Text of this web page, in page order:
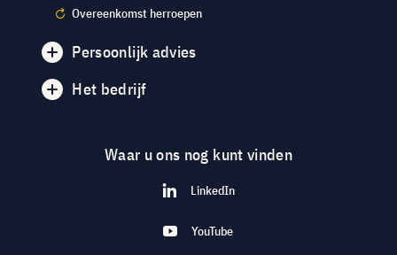
Overeenkomst herroepen
Persoonlijk advies
Het bedrijf
Waar u ons nog kunt vinden
LinkedIn
YouTube